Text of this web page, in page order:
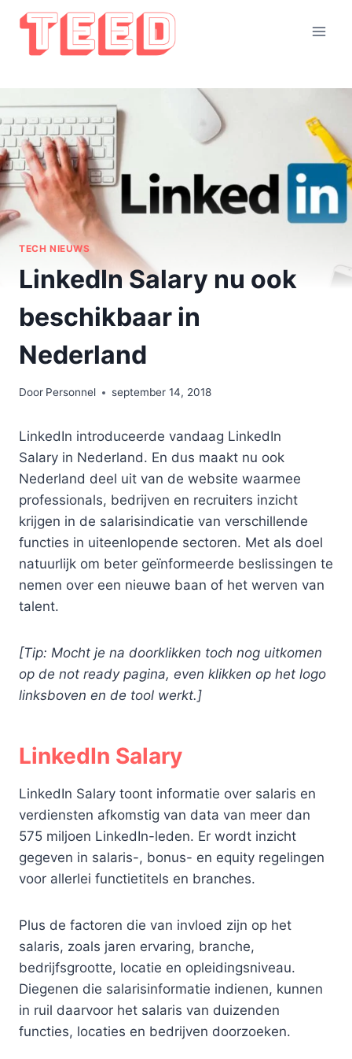
Doorgaan
naar
inhoud
TECH NIEUWS
LinkedIn Salary nu ook
beschikbaar in
Nederland
Door Personnel september 14, 2018
LinkedIn introduceerde vandaag LinkedIn
Salary in Nederland. En dus maakt nu ook
Nederland deel uit van de website waarmee
professionals, bedrijven en recruiters inzicht
krijgen in de salarisindicatie van verschillende
functies in uiteenlopende sectoren. Met als doel
natuurlijk om beter geïnformeerde beslissingen te
nemen over een nieuwe baan of het werven van
talent.
[Tip: Mocht je na doorklikken toch nog uitkomen
op de not ready pagina, even klikken op het logo
linksboven en de tool werkt.]
LinkedIn Salary
LinkedIn Salary toont informatie over salaris en
verdiensten afkomstig van data van meer dan
575 miljoen LinkedIn-leden. Er wordt inzicht
gegeven in salaris-, bonus- en equity regelingen
voor allerlei functietitels en branches.
Plus de factoren die van invloed zijn op het
salaris, zoals jaren ervaring, branche,
bedrijfsgrootte, locatie en opleidingsniveau.
Diegenen die salarisinformatie indienen, kunnen
in ruil daarvoor het salaris van duizenden
functies, locaties en bedrijven doorzoeken.